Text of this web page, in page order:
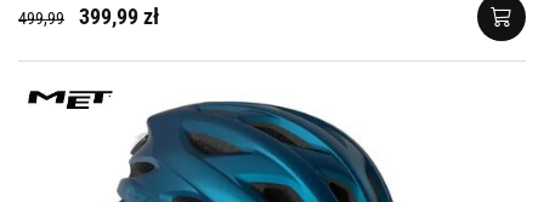
499,99 399,99 zł